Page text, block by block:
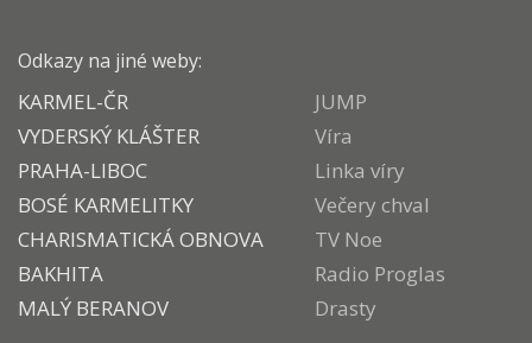
Odkazy na jiné weby:
KARMEL-ČR
VYDERSKÝ KLÁŠTER
PRAHA-LIBOC
BOSÉ KARMELITKY
CHARISMATICKÁ OBNOVA
BAKHITA
MALÝ BERANOV
JUMP
Víra
Linka víry
Večery chval
TV Noe
Radio Proglas
Drasty